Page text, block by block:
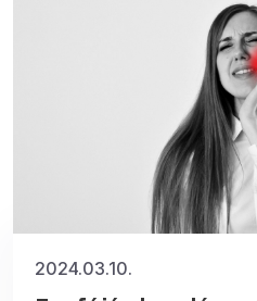
2024.03.10.